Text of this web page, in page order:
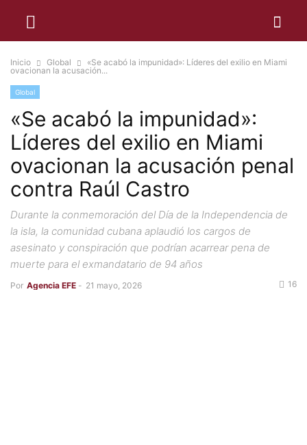
Inicio Global
«Se acabó la impunidad»: Líderes del exilio en Miami
ovacionan la acusación...
Global
«Se acabó la impunidad»:
Líderes del exilio en Miami
ovacionan la acusación penal
contra Raúl Castro
Durante la conmemoración del Día de la Independencia de
la isla, la comunidad cubana aplaudió los cargos de
asesinato y conspiración que podrían acarrear pena de
muerte para el exmandatario de 94 años
Por Agencia EFE - 21 mayo, 2026 16